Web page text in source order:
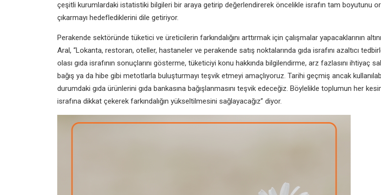
çeşitli kurumlardaki istatistiki bilgileri bir araya getirip değerlendirerek öncelikle israfın tam boyutunu
çıkarmayı hedeflediklerini dile getiriyor.
Perakende sektöründe tüketici ve üreticilerin farkındalığını arttırmak için çalışmalar yapacaklarının
Aral, “Lokanta, restoran, oteller, hastaneler ve perakende satış noktalarında gıda israfını azaltıcı
olası gıda israfının sonuçlarını gösterme, tüketiciyi konu hakkında bilgilendirme, arz fazlasını ihtiyaç
bağış ya da hibe gibi metotlarla buluşturmayı teşvik etmeyi amaçlıyoruz. Tarihi geçmiş ancak
durumdaki gıda ürünlerini gıda bankasına bağışlanmasını teşvik edeceğiz. Böylelikle toplumun her
israfına dikkat çekerek farkındalığın yükseltilmesini sağlayacağız” diyor.